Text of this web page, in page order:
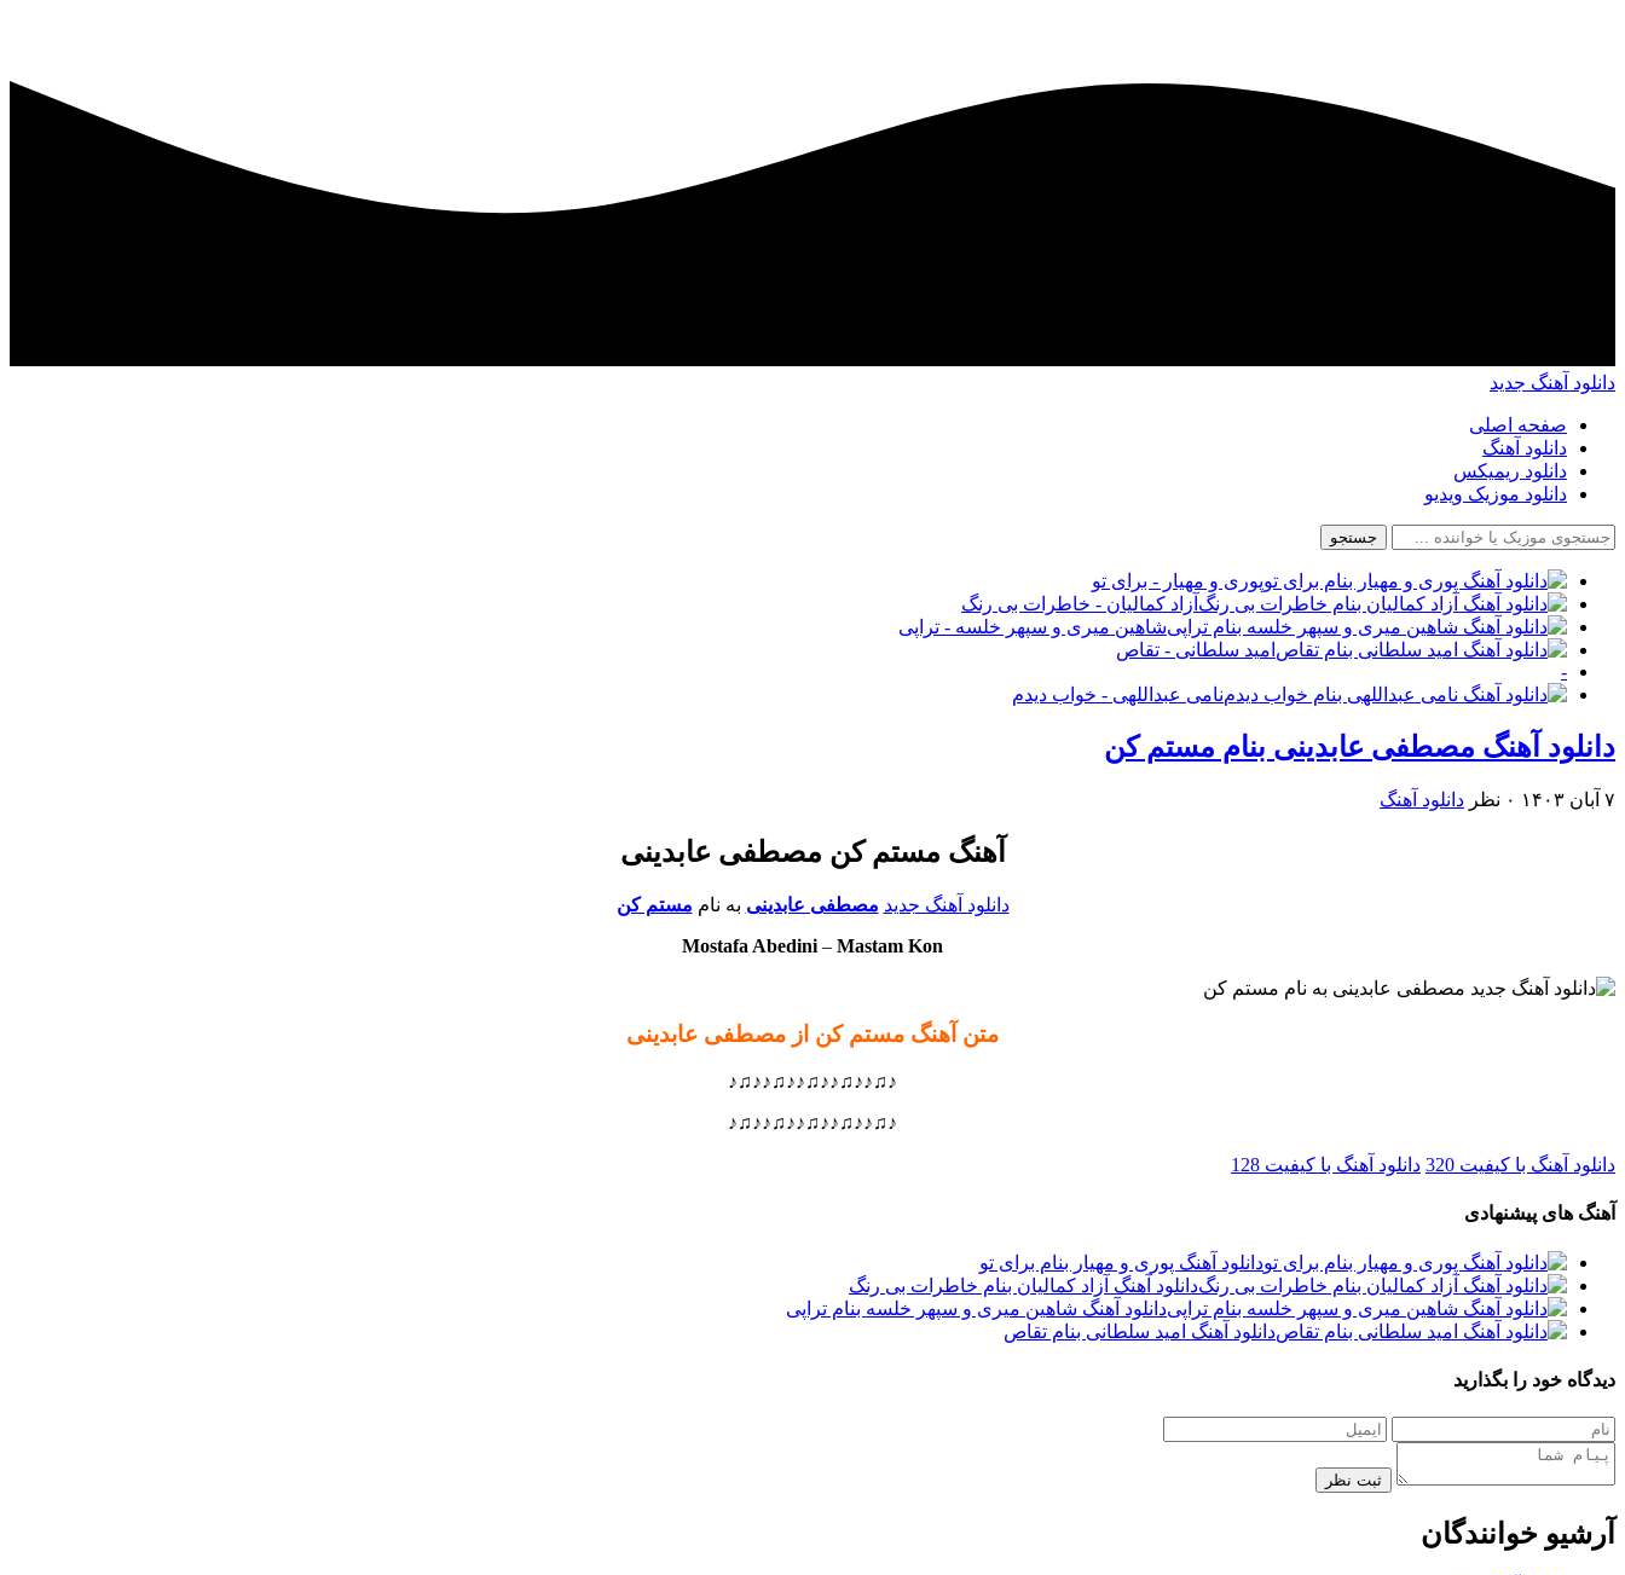
دانلود آهنگ جدید
صفحه اصلی
دانلود آهنگ
دانلود ریمیکس
دانلود موزیک ویدیو
جستجو
پوری و مهیار - برای تو
آزاد کمالیان - خاطرات بی رنگ
شاهین میری و سپهر خلسه - تراپی
امید سلطانی - تقاص
-
نامی عبداللهی - خواب دیدم
دانلود آهنگ مصطفی عابدینی بنام مستم کن
۷ آبان ۱۴۰۳ ۰ نظر دانلود آهنگ
آهنگ مستم کن مصطفی عابدینی
دانلود آهنگ جدید مصطفی عابدینی به نام مستم کن
Mostafa Abedini – Mastam Kon
متن آهنگ مستم کن از مصطفی عابدینی
♪♫♪♪♫♪♪♫♪♪♫♪♪♫♪
♪♫♪♪♫♪♪♫♪♪♫♪♪♫♪
دانلود آهنگ با کیفیت 320 دانلود آهنگ با کیفیت 128
آهنگ های پیشنهادی
دانلود آهنگ پوری و مهیار بنام برای تو
دانلود آهنگ آزاد کمالیان بنام خاطرات بی رنگ
دانلود آهنگ شاهین میری و سپهر خلسه بنام تراپی
دانلود آهنگ امید سلطانی بنام تقاص
دیدگاه خود را بگذارید
ثبت نظر
آرشیو خوانندگان